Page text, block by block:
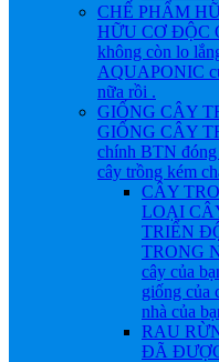
CHẾ PHẨM
HỮU CƠ ĐỘC
không còn lo
AQUAPONIC
nữa rồi .
GIỐNG CÂY
GIỐNG CÂY
chính BTN
cây trồng kém
CÂY
LOẠI
TRIỂN
TRONG
cây của
giống của
nhà của
RAU
ĐÃ